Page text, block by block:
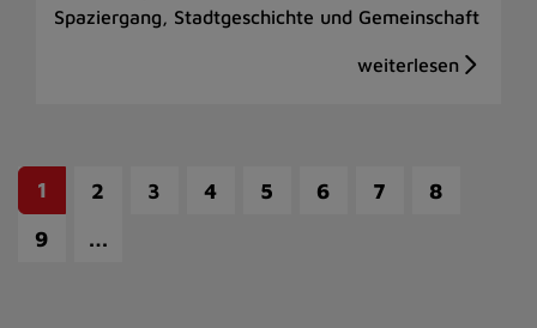
Spaziergang, Stadtgeschichte und Gemeinschaft
1 2 3 4 5 6 7
8
9
…